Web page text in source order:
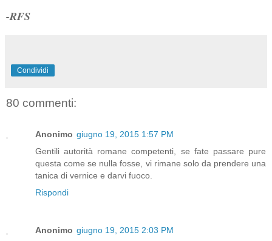
-RFS
Condividi
80 commenti:
Anonimo giugno 19, 2015 1:57 PM
Gentili autorità romane competenti, se fate passare pure
questa come se nulla fosse, vi rimane solo da prendere una
tanica di vernice e darvi fuoco.
Rispondi
Anonimo giugno 19, 2015 2:03 PM